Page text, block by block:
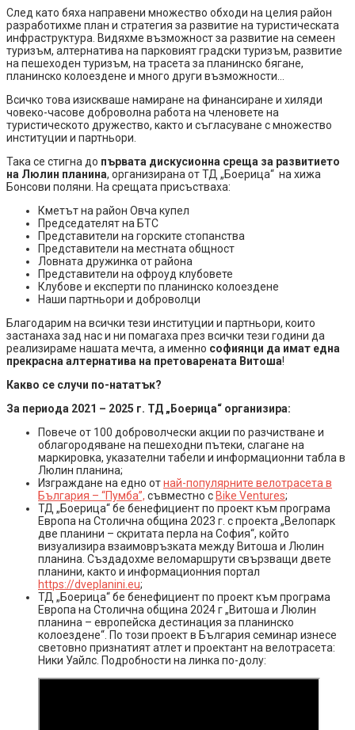
След като бяха направени множество обходи на целия район
разработихме план и стратегия за развитие на туристическата
инфраструктура. Видяхме възможност за развитие на семеен
туризъм, алтернатива на парковият градски туризъм, развитие
на пешеходен туризъм, на трасета за планинско бягане,
планинско колоездене и много други възможности…
Всичко това изискваше намиране на финансиране и хиляди
човеко-часове доброволна работа на членовете на
туристическото дружество, както и съгласуване с множество
институции и партньори.
Така се стигна до първата дискусионна среща за развитието
на Люлин планина, организирана от ТД „Боерица“ на хижа
Бонсови поляни. На срещата присъстваха:
Кметът на район Овча купел
Председателят на БТС
Представители на горските стопанства
Представители на местната общност
Ловната дружинка от района
Представители на офроуд клубовете
Клубове и експерти по планинско колоездене
Наши партньори и доброволци
Благодарим на всички тези институции и партньори, които
застанаха зад нас и ни помагаха през всички тези години да
реализираме нашата мечта, а именно софиянци да имат една
прекрасна алтернатива на претоварената Витоша!
Какво се случи по-нататък?
За периода 2021 – 2025 г. ТД „Боерица“ организира:
Повече от 100 доброволчески акции по разчистване и
облагородяване на пешеходни пътеки, слагане на
маркировка, указателни табели и информационни табла в
Люлин планина;
Изграждане на едно отнай-популярните велотрасета в
България – “Пумба”, съвместно с Bike Ventures;
ТД „Боерица“ бе бенефициент по проект към програма
Европа на Столична община 2023 г. с проекта „Велопарк
две планини – скритата перла на София“, който
визуализира взаимовръзката между Витоша и Люлин
планина. Създадохме веломаршрути свързващи двете
планини, както и информационния портал
https://dveplanini.eu;
ТД „Боерица“ бе бенефициент по проект към програма
Европа на Столична община 2024 г „Витоша и Люлин
планина – европейска дестинация за планинско
колоездене“. По този проект в България семинар изнесе
световно признатият атлет и проектант на велотрасета:
Ники Уайлс. Подробности на линка по-долу: